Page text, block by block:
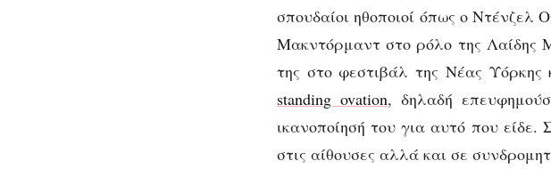
σπουδαίοι ηθοποιοί όπως ο
Μακντόρμαντ στο ρόλο της Λαίδης
της στο φεστιβάλ της Νέας Υόρκης
standing ovation, δηλαδή
ικανοποίησή του για αυτό που
στις αίθουσες αλλά και σε